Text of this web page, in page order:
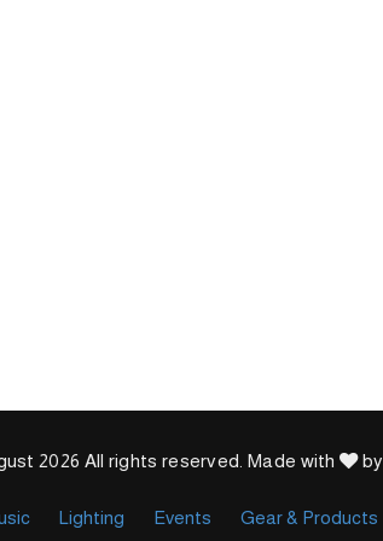
2026 All rights reserved. Made with by
Lighting Events Gear & Products